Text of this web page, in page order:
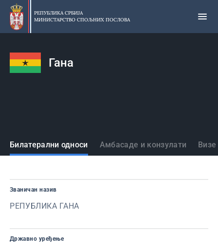
Прескочи
главни
део
РЕПУБЛИКА СРБИЈА
МИНИСТАРСТВО СПОЉНИХ ПОСЛОВА
Гана
Државе
Билатерални односи Амбасаде и конзулати
Званичан назив
РЕПУБЛИКА ГАНА
Државно уређење